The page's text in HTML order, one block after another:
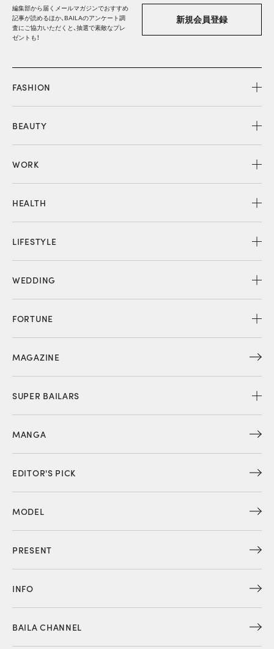
編集部から届くメールマガジンでおすすめ
記事が読めるほか、BAILAのアンケート調
査にご協力いただくと、抽選で素敵なプレ
ゼントも！
新規会員登録
FASHION
BEAUTY
WORK
HEALTH
LIFESTYLE
WEDDING
FORTUNE
MAGAZINE
SUPER BAILARS
MANGA
EDITOR'S PICK
MODEL
PRESENT
INFO
BAILA CHANNEL